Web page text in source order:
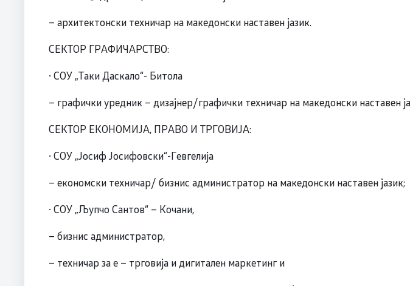
– архитектонски техничар на македонски наставен јазик.
СЕКТОР ГРАФИЧАРСТВО:
· СОУ „Таки Даскало“- Битола
– графички уредник – дизајнер/графички техничар на македонски наставен
СЕКТОР ЕКОНОМИЈА, ПРАВО И ТРГОВИЈА:
· СОУ „Јосиф Јосифовски“-Гевгелија
– економски техничар/ бизнис администратор на македонски наставен јазик;
· СОУ „Љупчо Сантов“ – Кочани,
– бизнис администратор,
– техничар за е – трговија и дигитален маркетинг и